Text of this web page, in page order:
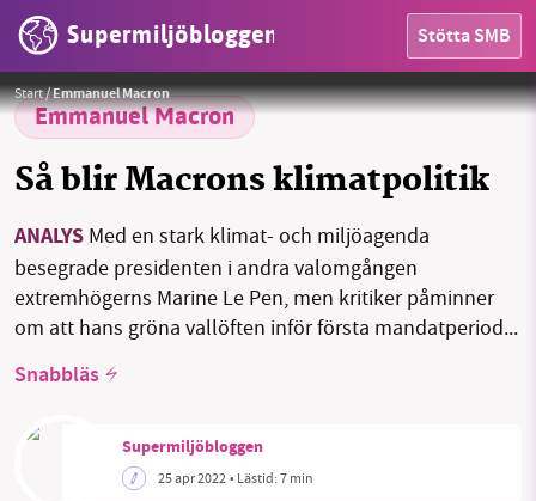
Supermiljöbloggen Stötta SMB
HEM
OMRÅDEN
MILJÖFAKTA
Sök
Start/Emmanuel Macron
Emmanuel Macron
Så blir Macrons klimatpolitik
ANALYS Med en stark klimat- och miljöagenda
besegrade presidenten i andra valomgången
extremhögerns Marine Le Pen, men kritiker påminner
om att hans gröna vallöften inför första mandatperiod...
Snabbläs
Supermiljöbloggen
25 apr 2022• Lästid:7 min
Mattias Goldmann på plats i Chaumont, Frankrike.Foto:Privat